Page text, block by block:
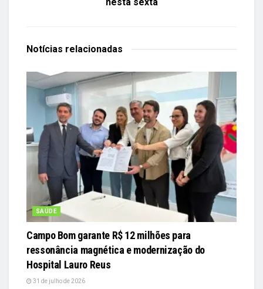
Notícias relacionadas
SAÚDE
Campo Bom garante R$ 12 milhões para
ressonância magnética e modernização do
Hospital Lauro Reus
31 de julho de 2026